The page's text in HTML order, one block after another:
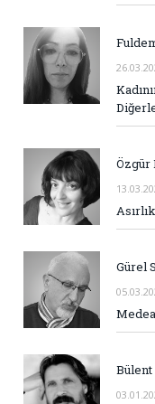
Özgür
Gürel
Bülent